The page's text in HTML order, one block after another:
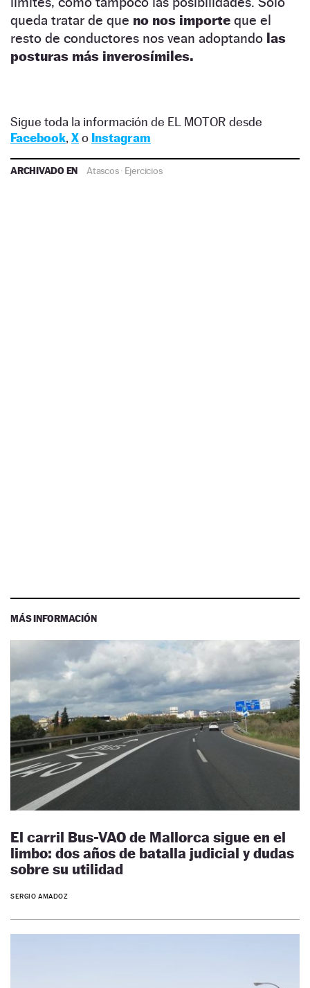
queda tratar de que no nos importe que el
resto de conductores nos vean adoptando las
posturas más inverosímiles.
Sigue toda la información de EL MOTOR desde
Facebook, Xo Instagram
ARCHIVADO EN Atascos· Ejercicios
MÁS INFORMACIÓN
El carril Bus-VAO de Mallorca sigue en el
limbo: dos años de batalla judicial y dudas
sobre su utilidad
SERGIO AMADOZ